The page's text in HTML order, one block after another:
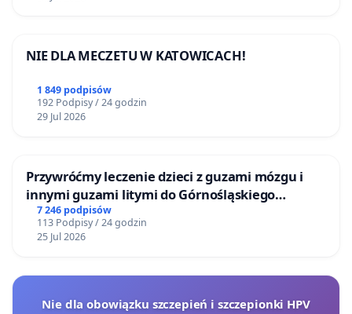
NIE DLA MECZETU W KATOWICACH!
1 849 podpisów
192 Podpisy / 24 godzin
29 Jul 2026
Przywróćmy leczenie dzieci z guzami mózgu i
innymi guzami litymi do Górnośląskiego
Centrum Zdrowia Dziecka w Katowicach
7 246 podpisów
113 Podpisy / 24 godzin
25 Jul 2026
Nie dla obowiązku szczepień i szczepionki HPV